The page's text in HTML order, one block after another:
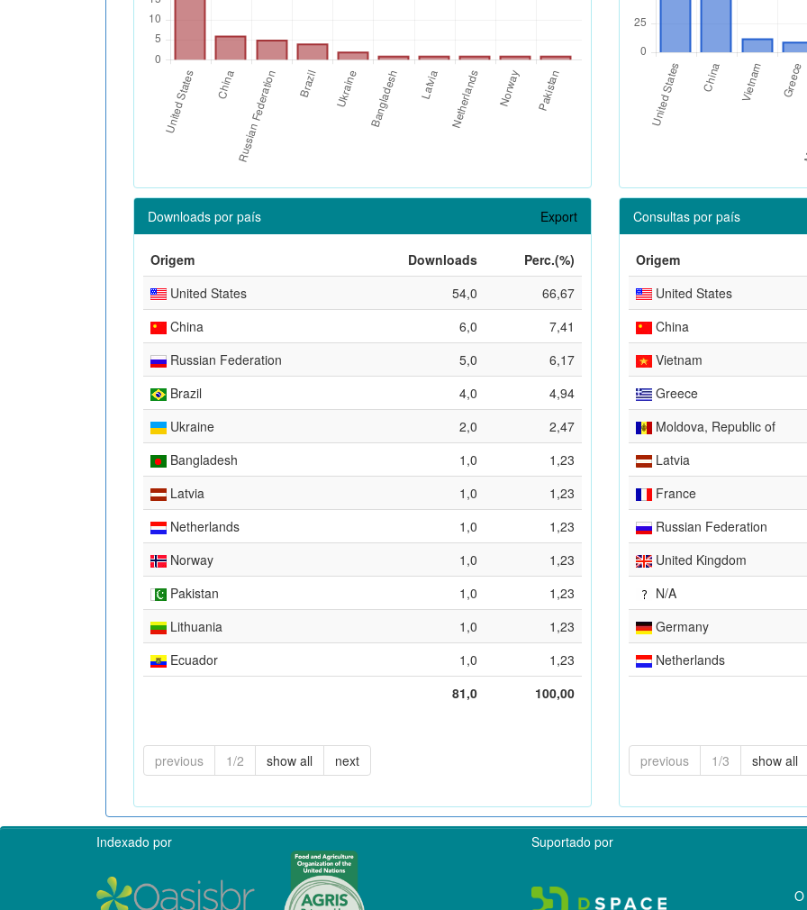
Downloads por país Export
Origem Downloads
Perc.(%)
United States
54,0
66,67
China
6,0
7,41
Russian Federation
5,0
6,17
Brazil
4,0
4,94
Ukraine
2,0
2,47
Bangladesh
1,0
1,23
Latvia
1,0
1,23
Netherlands
1,0
1,23
Norway
1,0
1,23
Pakistan
1,0
1,23
Lithuania
1,0
1,23
Ecuador
1,0
1,23
81,0
100,00
previous 1/2 show all next
Consultas por país
Origem
United States
China
Vietnam
Greece
Moldova, Republic of
Latvia
France
Russian Federation
United Kingdom
N/A
Germany
Netherlands
previous 1/3 show all
Indexado por Suportado por